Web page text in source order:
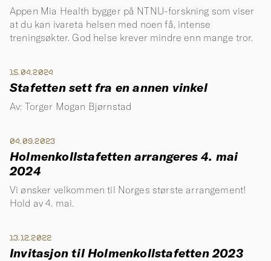
Appen Mia Health bygger på NTNU-forskning som viser
at du kan ivareta helsen med noen få, intense
treningsøkter. God helse krever mindre enn mange tror.
15.04.2024
Stafetten sett fra en annen vinkel
Av: Torger Mogan Bjørnstad
04.09.2023
Holmenkollstafetten arrangeres 4. mai
2024
Vi ønsker velkommen til Norges største arrangement!
Hold av 4. mai.
13.12.2022
Invitasjon til Holmenkollstafetten 2023